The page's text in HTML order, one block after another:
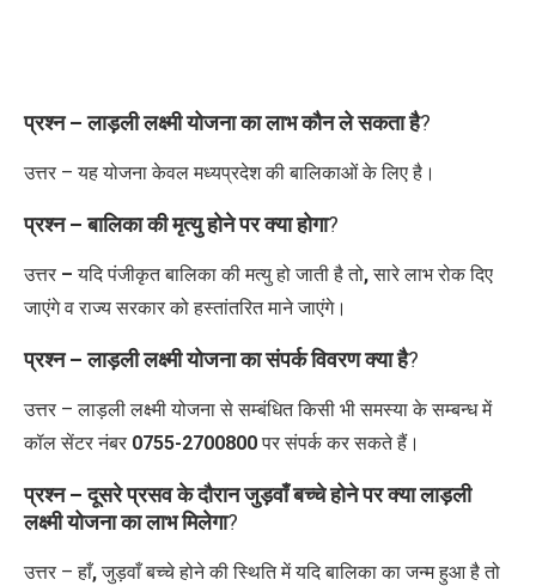
प्रश्न – लाड़ली लक्ष्मी योजना का लाभ कौन ले सकता है?
उत्तर – यह योजना केवल मध्यप्रदेश की बालिकाओं के लिए है।
प्रश्न – बालिका की मृत्यु होने पर क्या होगा?
उत्तर –यदि पंजीकृत बालिका की मत्यु हो जाती है तो,सारे लाभ रोक दिए
जाएंगे व राज्य सरकार को हस्तांतरित माने जाएंगे।
प्रश्न – लाड़ली लक्ष्मी योजना का संपर्क विवरण क्या है?
उत्तर – लाड़ली लक्ष्मी योजना से सम्बंधित किसी भी समस्या के सम्बन्ध में
कॉल सेंटर नंबर 0755-2700800पर संपर्क कर सकते हैं।
प्रश्न – दूसरे प्रसव के दौरान जुड़वाँ बच्चे होने पर क्या लाड़ली
लक्ष्मी योजना का लाभ मिलेगा?
उत्तर – हाँ,जुड़वाँ बच्चे होने की स्थिति में यदि बालिका का जन्म हुआ है तो